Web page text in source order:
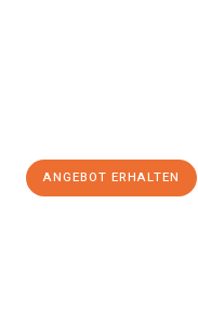
ANGEBOT ERHALTEN